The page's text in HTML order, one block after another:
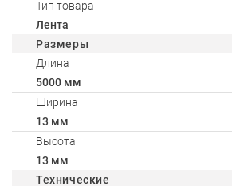
Тип товара
Лента
Размеры
Длина
5000 мм
Ширина
13 мм
Высота
13 мм
Технические